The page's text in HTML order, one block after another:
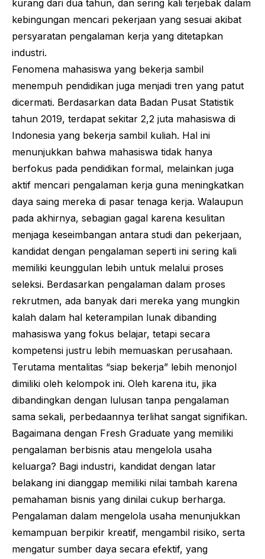
kurang dari dua tahun, dan sering kali terjebak dalam
kebingungan mencari pekerjaan yang sesuai akibat
persyaratan pengalaman kerja yang ditetapkan
industri.
Fenomena mahasiswa yang bekerja sambil
menempuh pendidikan juga menjadi tren yang patut
dicermati. Berdasarkan data Badan Pusat Statistik
tahun 2019, terdapat sekitar 2,2 juta mahasiswa di
Indonesia yang bekerja sambil kuliah. Hal ini
menunjukkan bahwa mahasiswa tidak hanya
berfokus pada pendidikan formal, melainkan juga
aktif mencari pengalaman kerja guna meningkatkan
daya saing mereka di pasar tenaga kerja. Walaupun
pada akhirnya, sebagian gagal karena kesulitan
menjaga keseimbangan antara studi dan pekerjaan,
kandidat dengan pengalaman seperti ini sering kali
memiliki keunggulan lebih untuk melalui proses
seleksi. Berdasarkan pengalaman dalam proses
rekrutmen, ada banyak dari mereka yang mungkin
kalah dalam hal keterampilan lunak dibanding
mahasiswa yang fokus belajar, tetapi secara
kompetensi justru lebih memuaskan perusahaan.
Terutama mentalitas “siap bekerja” lebih menonjol
dimiliki oleh kelompok ini. Oleh karena itu, jika
dibandingkan dengan lulusan tanpa pengalaman
sama sekali, perbedaannya terlihat sangat signifikan.
Bagaimana dengan Fresh Graduate yang memiliki
pengalaman berbisnis atau mengelola usaha
keluarga? Bagi industri, kandidat dengan latar
belakang ini dianggap memiliki nilai tambah karena
pemahaman bisnis yang dinilai cukup berharga.
Pengalaman dalam mengelola usaha menunjukkan
kemampuan berpikir kreatif, mengambil risiko, serta
mengatur sumber daya secara efektif, yang